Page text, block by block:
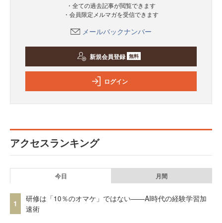
・全ての過去記事が閲覧できます
・会員限定メルマガを受信できます
メールバックナンバー
新規会員登録 無料
ログイン
アクセスランキング
今日 月間
1
研修は「10％のオマケ」ではない——AI時代の経験学習加
速術